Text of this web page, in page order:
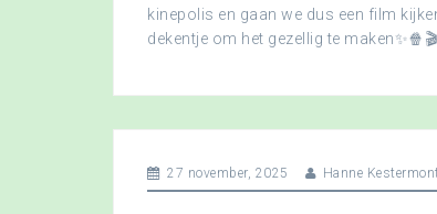
kinepolis en gaan we dus een film
dekentje om het gezellig te
27 november, 2025 Hanne